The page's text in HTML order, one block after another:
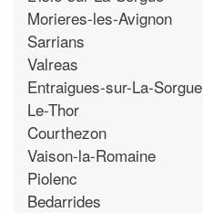
Morieres-les-Avignon
Sarrians
Valreas
Entraigues-sur-La-Sorgue
Le-Thor
Courthezon
Vaison-la-Romaine
Piolenc
Bedarrides